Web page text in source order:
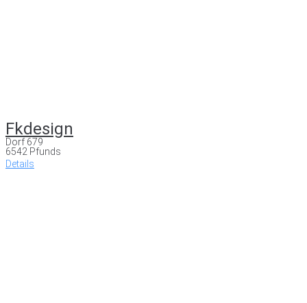
Fkdesign
Dorf 679
6542 Pfunds
Details